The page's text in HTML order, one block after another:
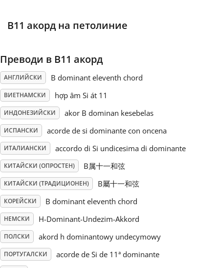
Русский
Svenska
Tiếng Việt
Türkçe
简体中文
繁體中文
B11 акорд на петолиние
Преводи в B11 акорд
АНГЛИЙСКИ B dominant eleventh chord
ВИЕТНАМСКИ hợp âm Si át 11
ИНДОНЕЗИЙСКИ akor B dominan kesebelas
ИСПАНСКИ acorde de si dominante con oncena
ИТАЛИАНСКИ accordo di Si undicesima di dominante
КИТАЙСКИ (ОПРОСТЕН) B属十一和弦
КИТАЙСКИ (ТРАДИЦИОНЕН) B屬十一和弦
КОРЕЙСКИ B dominant eleventh chord
НЕМСКИ H-Dominant-Undezim-Akkord
ПОЛСКИ akord h dominantowy undecymowy
ПОРТУГАЛСКИ acorde de Si de 11ª dominante